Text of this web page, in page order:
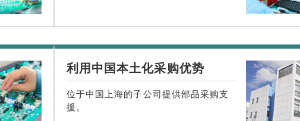
利用中国本土化采购优势
位于中国上海的子公司提供部品采购支
援。